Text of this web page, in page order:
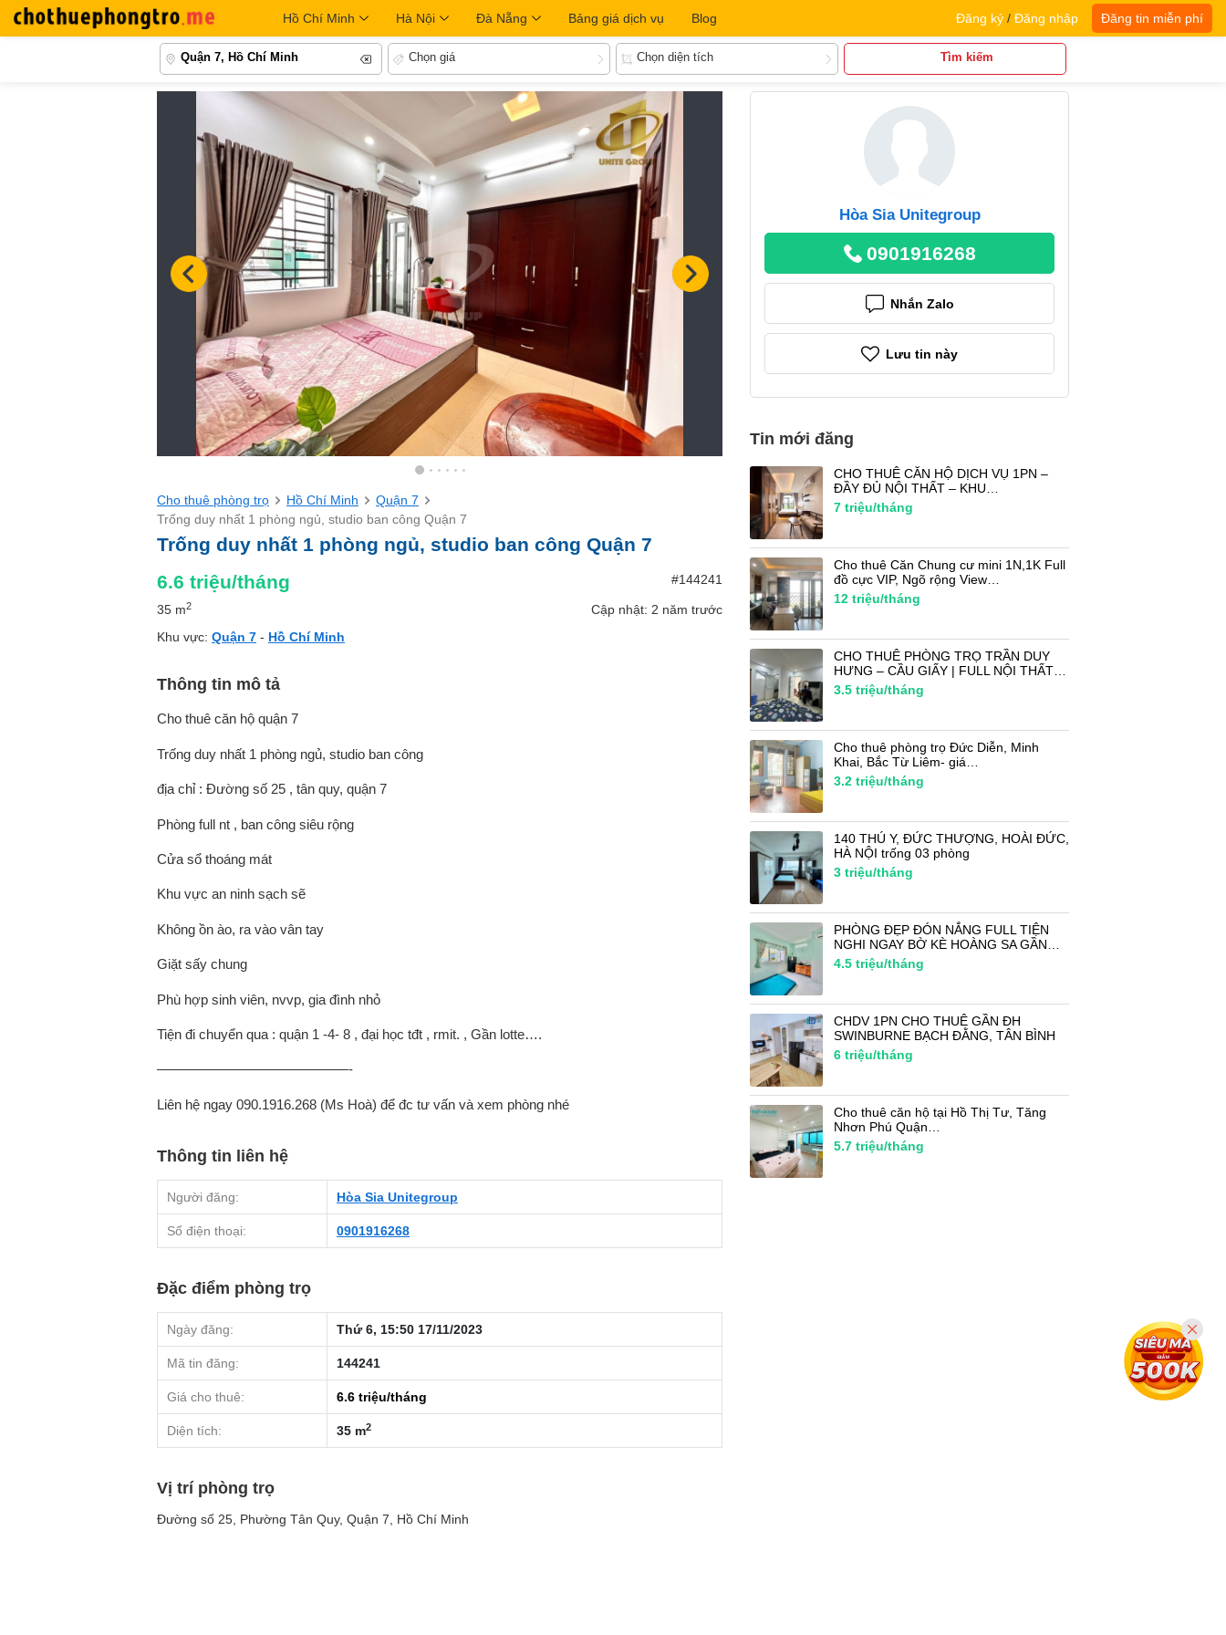
Hồ Chí Minh Hà Nội Đà Nẵng Bảng giá dịch vụ Blog Đăng ký / Đăng nhập Đăng tin miễn phí
Quận 7, Hồ Chí Minh Chọn giá Chọn diện tích Tìm kiếm
Cho thuê phòng trọ Hồ Chí Minh
Quận 7
Trống duy nhất 1 phòng ngủ, studio ban công Quận 7
Trống duy nhất 1 phòng ngủ, studio ban công Quận 7
6.6 triệu/tháng #144241
35 m2
Cập nhật: 2 năm trước
Khu vực: Quận 7 - Hồ Chí Minh
Thông tin mô tả
Cho thuê căn hộ quận 7
Trống duy nhất 1 phòng ngủ, studio ban công
địa chỉ : Đường số 25 , tân quy, quận 7
Phòng full nt , ban công siêu rộng
Cửa sổ thoáng mát
Khu vực an ninh sạch sẽ
Không ồn ào, ra vào vân tay
Giặt sấy chung
Phù hợp sinh viên, nvvp, gia đình nhỏ
Tiện đi chuyển qua : quận 1 -4- 8 , đại học tđt , rmit. , Gần lotte….
——————————————-
Liên hệ ngay 090.1916.268 (Ms Hoà) để đc tư vấn và xem phòng nhé
Thông tin liên hệ
Người đăng: Hòa Sia Unitegroup
Số điện thoại: 0901916268
Đặc điểm phòng trọ
Ngày đăng: Thứ 6, 15:50 17/11/2023
Mã tin đăng: 144241
Giá cho thuê: 6.6 triệu/tháng
Diện tích: 35 m2
Vị trí phòng trọ
Đường số 25, Phường Tân Quy, Quận 7, Hồ Chí Minh
Hòa Sia Unitegroup
0901916268
Nhắn Zalo
Lưu tin này
Tin mới đăng
CHO THUÊ CĂN HỘ DỊCH VỤ 1PN –
ĐẦY ĐỦ NỘI THẤT – KHU…
7 triệu/tháng
Cho thuê Căn Chung cư mini 1N,1K Full
đồ cực VIP, Ngõ rộng View…
12 triệu/tháng
CHO THUÊ PHÒNG TRỌ TRẦN DUY
HƯNG – CẦU GIẤY | FULL NỘI THẤT…
3.5 triệu/tháng
Cho thuê phòng trọ Đức Diễn, Minh
Khai, Bắc Từ Liêm- giá…
3.2 triệu/tháng
140 THÚ Y, ĐỨC THƯỢNG, HOÀI ĐỨC,
HÀ NỘI trống 03 phòng
3 triệu/tháng
PHÒNG ĐẸP ĐÓN NẮNG FULL TIỆN
NGHI NGAY BỜ KÈ HOÀNG SA GẦN…
4.5 triệu/tháng
CHDV 1PN CHO THUÊ GẦN ĐH
SWINBURNE BẠCH ĐẰNG, TÂN BÌNH
6 triệu/tháng
Cho thuê căn hộ tại Hồ Thị Tư, Tăng
Nhơn Phú Quận…
5.7 triệu/tháng